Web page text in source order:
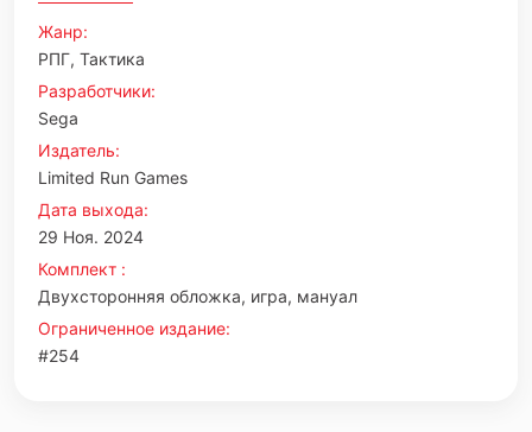
Жанр:
РПГ, Тактика
Разработчики:
Sega
Издатель:
Limited Run Games
Дата выхода:
29 Ноя. 2024
Комплект :
Двухсторонняя обложка, игра, мануал
Ограниченное издание:
#254